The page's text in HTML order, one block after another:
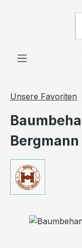
Zum Hauptinhalt
Unsere Favoriten
Bergmann
Bildergalerie